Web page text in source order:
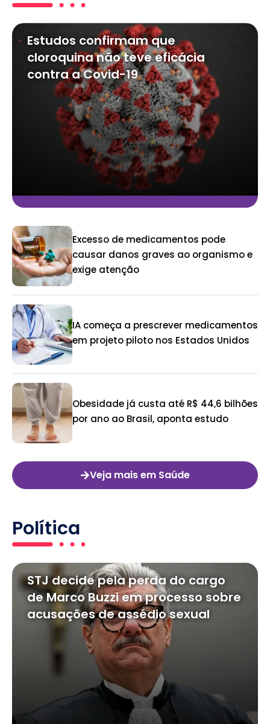
Estudos confirmam que
cloroquina não teve eficácia
contra a Covid-19
Excesso de medicamentos pode
causar danos graves ao organismo e
exige atenção
IA começa a prescrever medicamentos
em projeto piloto nos Estados Unidos
Obesidade já custa até R$ 44,6 bilhões
por ano ao Brasil, aponta estudo
Veja mais em Saúde
Política
STJ decide pela perda do cargo
de Marco Buzzi em processo sobre
acusações de assédio sexual